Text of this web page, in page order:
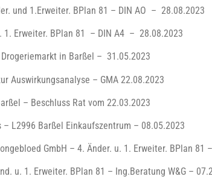
und 1.Erweiter. BPlan 81 – DIN AO – 28.08.2023
1. Erweiter. BPlan 81 – DIN A4 – 28.08.2023
in Barßel – 31.05.2023
Auswirkungsanalyse – GMA 22.08.2023
– Beschluss Rat vom 22.03.2023
L2996 Barßel Einkaufszentrum – 08.05.2023
GmbH – 4. Änder. u. 1. Erweiter. BPlan 81
u. 1. Erweiter. BPlan 81 – Ing.Beratung W&G –